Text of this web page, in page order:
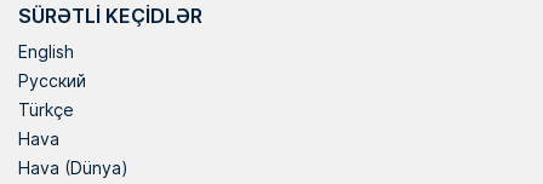
SÜRƏTLI KEÇIDLƏR
English
Русский
Türkçe
Hava
Hava (Dünya)